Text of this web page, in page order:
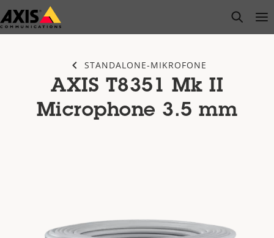
Zum
Hauptinhalt
open
STANDALONE-MIKROFONE
AXIS T8351 Mk II
Microphone 3.5 mm